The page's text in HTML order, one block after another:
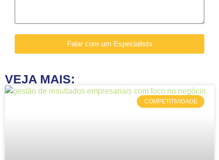
Falar com um Especialista
VEJA MAIS:
COMPETITIVIDADE